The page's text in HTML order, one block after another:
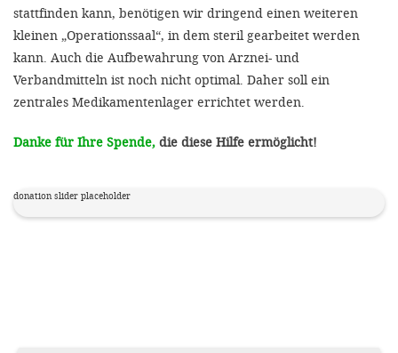
stattfinden kann, benötigen wir dringend einen weiteren
kleinen „Operationssaal“, in dem steril gearbeitet werden
kann. Auch die Aufbewahrung von Arznei-­ und
Verbandmitteln ist noch nicht optimal. Daher soll ein
zentrales Medikamentenlager errichtet werden.
Danke für Ihre Spende, die diese Hilfe ermöglicht!
donation slider placeholder